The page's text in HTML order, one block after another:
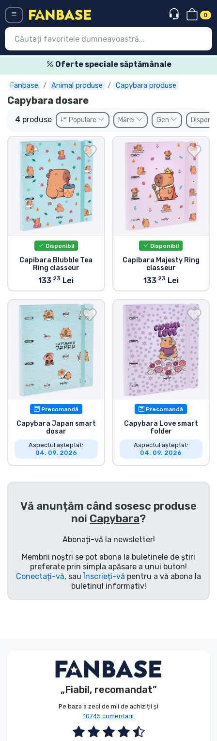
0
Oferte speciale săptămânale
Fanbase Animal produse Capybara produse
Capybara dosare
4 produse Populare Mărci Gen
Disponibil
Capibara Blubble Tea
Ring classeur
133.23 Lei
Disponibil
Capibara Majesty Ring
classeur
133.23 Lei
Precomandă
Capybara Japan smart
dosar
Aspectul așteptat:
04. 09. 2026
Precomandă
Capybara Love smart
folder
Aspectul așteptat:
04. 09. 2026
Vă anunțăm când sosesc produse
noi Capybara?
Abonați-vă la newsletter!
Membrii noștri se pot abona la buletinele de știri
preferate prin simpla apăsare a unui buton!
Conectați-vă, sauÎnscrieți-vă pentru a vă abona la
buletinul informativ!
„Fiabil, recomandat”
Pe baza a zeci de mii de achiziții și
10745 comentarii
Conectați-vă Înregistrare
Ultimele
Oferte
Expres
Precomenzi
Outlet produse
Transport și plată
Sortare după serie
Sortare după filme
Sortare după desene animate
Sortare după Anime
Sortare după jocuri
Sortare după sport
Sortare după muzică
Tipuri de produse